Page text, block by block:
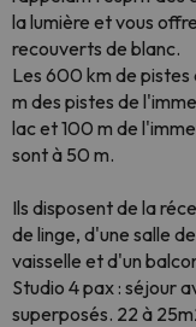
la lumière et vous
recouverts de blanc.
Les 600 km de pistes
m des pistes de
lac et 100 m de
sont à 50 m.
Ils disposent de la
de linge, d'une salle
vaisselle et d'un
Studio 4 pax : séjour
superposés. 22 à